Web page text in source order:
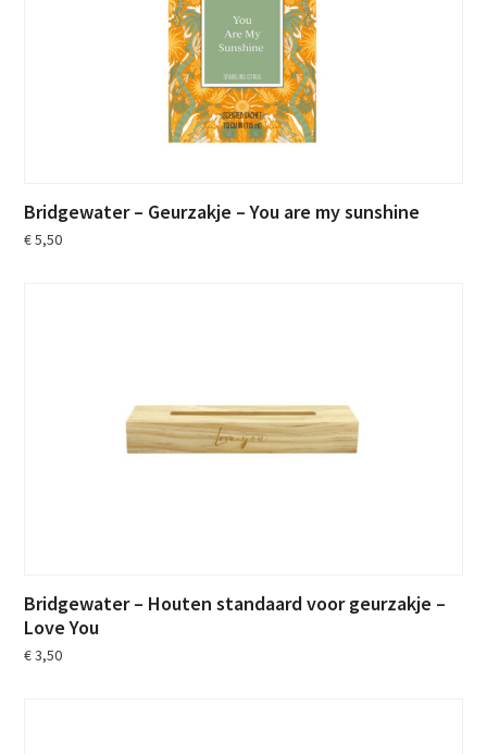
Bridgewater – Geurzakje – You are my sunshine
€5,50
Bridgewater – Houten standaard voor geurzakje –
Love You
€3,50